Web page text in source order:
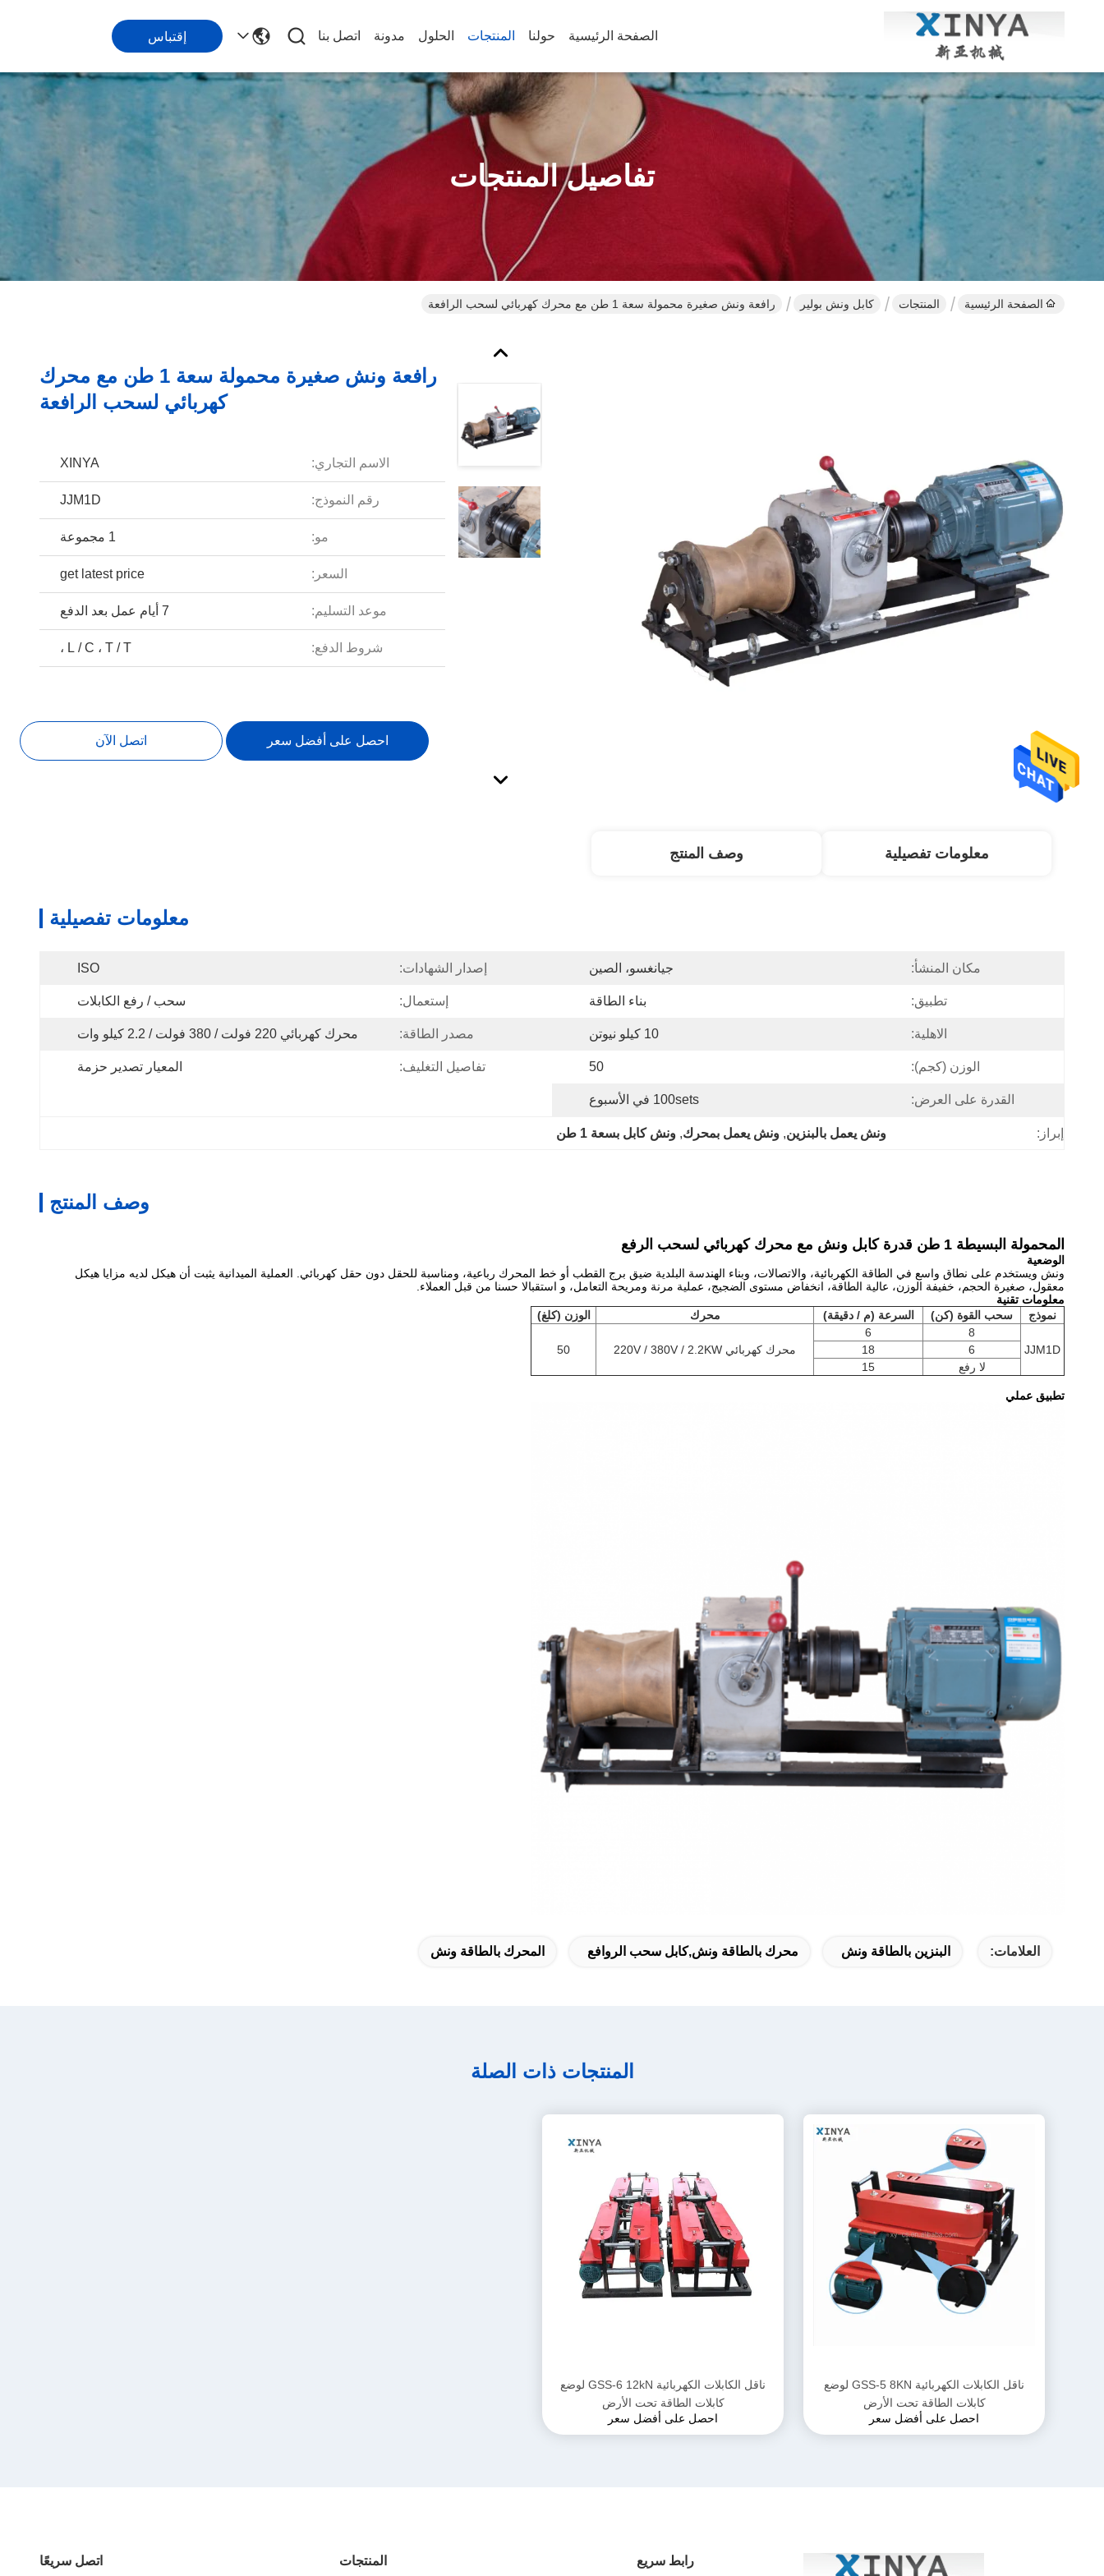
الصفحة الرئيسية حولنا المنتجات الحلول مدونة اتصل بنا إقتباس
تفاصيل المنتجات
الصفحة الرئيسية المنتجات كابل ونش بولير رافعة ونش صغيرة محمولة سعة 1 طن مع محرك كهربائي لسحب الرافعة
رافعة ونش صغيرة محمولة سعة 1 طن مع محرك
كهربائي لسحب الرافعة
الاسم التجاري: XINYA
رقم النموذج: JJM1D
مو: 1 مجموعة
السعر: get latest price
موعد التسليم: 7 أيام عمل بعد الدفع
شروط الدفع: L / C ، T / T ،
احصل على أفضل سعر اتصل الآن
معلومات تفصيلية وصف المنتج
معلومات تفصيلية
مكان المنشأ: جيانغسو، الصين إصدار الشهادات: ISO
تطبيق: بناء الطاقة إستعمال: سحب / رفع الكابلات
الاهلية: 10 كيلو نيوتن مصدر الطاقة: محرك كهربائي 220 فولت / 380 فولت / 2.2 كيلو وات
الوزن (كجم): 50 تفاصيل التغليف: المعيار تصدير حزمة
القدرة على العرض: 100sets في الأسبوع
إبراز: ونش يعمل بالبنزين, ونش يعمل بمحرك, ونش كابل بسعة 1 طن
وصف المنتج
المحمولة البسيطة 1 طن قدرة كابل ونش مع محرك كهربائي لسحب الرفع
الوضعية
ونش ويستخدم على نطاق واسع في الطاقة الكهربائية، والاتصالات، وبناء الهندسة البلدية ضيق برج القطب أو خط المحرك رباعية، ومناسبة للحقل دون حقل كهربائي. العملية الميدانية يثبت أن هيكل لديه مزايا هيكل
معقول، صغيرة الحجم، خفيفة الوزن، عالية الطاقة، انخفاض مستوى الضجيج، عملية مرنة ومريحة التعامل، و استقبالا حسنا من قبل العملاء.
معلومات تقنية
نموذج
سحب القوة (كن) السرعة (م / دقيقة) محرك الوزن (كلغ)
JJM1D
8
6
محرك كهربائي 220V / 380V / 2.2KW
50 6
18
لا رفع
15
تطبيق عملي
العلامات: البنزين بالطاقة ونش محرك بالطاقة ونش,كابل سحب الروافع المحرك بالطاقة ونش
المنتجات ذات الصلة
ناقل الكابلات الكهربائية GSS-5 8KN لوضع
كابلات الطاقة تحت الأرض
احصل على أفضل سعر
ناقل الكابلات الكهربائية GSS-6 12kN لوضع
كابلات الطاقة تحت الأرض
احصل على أفضل سعر
رابط سريع المنتجات اتصل سريعًا